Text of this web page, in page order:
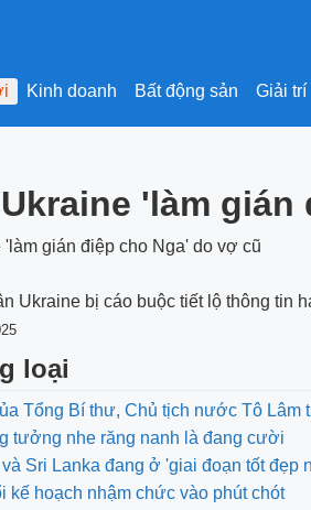
Kinh doanh Bất động sản Giải trí
'làm
Ukraine bị cáo buộc tiết lộ thông tin
loại
Tổng Bí thư, Chủ tịch nước Tô Lâm
tưởng nhe răng nanh là đang cười
Sri Lanka đang ở 'giai đoạn tốt đẹp
kế hoạch nhậm chức vào phút chót